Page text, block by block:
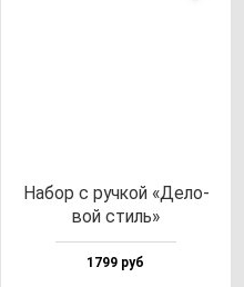
Набор с руч­кой «Дело­
вой стиль»
1799 руб